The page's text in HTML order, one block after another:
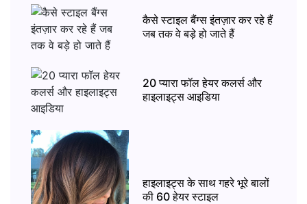
कैसे स्टाइल बैंग्स इंतज़ार कर रहे हैं
जब तक वे बड़े हो जाते हैं
20 प्यारा फॉल हेयर कलर्स और
हाइलाइट्स आइडिया
हाइलाइट्स के साथ गहरे भूरे बालों
की 60 हेयर स्टाइल